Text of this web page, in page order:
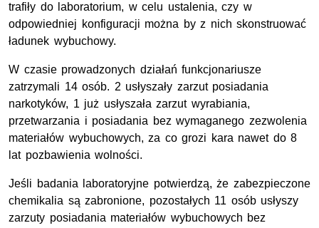
trafiły do laboratorium, w celu ustalenia, czy w
odpowiedniej konfiguracji można by z nich skonstruować
ładunek wybuchowy.
W czasie prowadzonych działań funkcjonariusze
zatrzymali 14 osób. 2 usłyszały zarzut posiadania
narkotyków, 1 już usłyszała zarzut wyrabiania,
przetwarzania i posiadania bez wymaganego zezwolenia
materiałów wybuchowych, za co grozi kara nawet do 8
lat pozbawienia wolności.
Jeśli badania laboratoryjne potwierdzą, że zabezpieczone
chemikalia są zabronione, pozostałych 11 osób usłyszy
zarzuty posiadania materiałów wybuchowych bez